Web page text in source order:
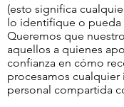
(esto significa
lo identifique o pueda
Queremos que
aquellos a quienes
confianza en cómo
procesamos
personal compartida